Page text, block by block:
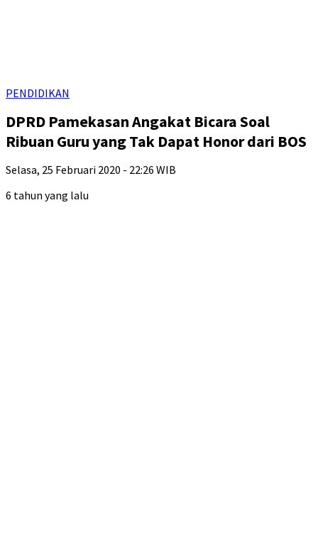
PENDIDIKAN
DPRD Pamekasan Angakat Bicara Soal
Ribuan Guru yang Tak Dapat Honor dari BOS
Selasa, 25 Februari 2020 - 22:26 WIB
6 tahun yang lalu